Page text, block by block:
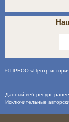
©ПРБОО «Центр
Данный веб-ресурс
Исключительные